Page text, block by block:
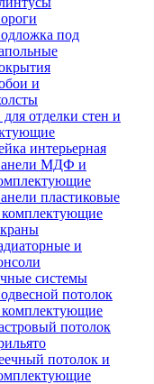
под
и
отделки стен и
интерьерная
МДФ и
пластиковые
и
системы
потолок
потолок
потолок и